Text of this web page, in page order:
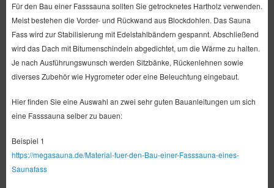
Für den Bau einer Fasssauna sollten Sie getrocknetes Hartholz verwenden.
Meist bestehen die Vorder- und Rückwand aus Blockdohlen. Das Sauna
Fass wird zur Stabilisierung mit Edelstahlbändern gespannt. Abschließend
wird das Dach mit Bitumenschindeln abgedichtet, um die Wärme zu halten.
Je nach Ausführungswunsch werden Sitzbänke, Rückenlehnen sowie
diverses Zubehör wie Hygrometer oder eine Beleuchtung eingebaut.
Hier finden Sie eine Auswahl an zwei sehr guten Bauanleitungen um sich
eine Fasssauna selber zu bauen:
Beispiel 1
https://megasauna.de/Material-fuer-den-Bau-einer-Fasssauna-eines-
Saunafass